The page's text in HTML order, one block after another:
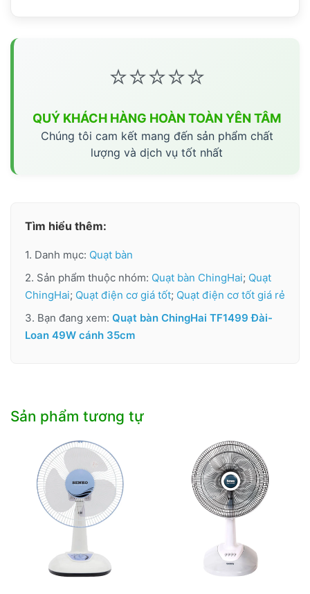
⭐⭐⭐⭐⭐
QUÝ KHÁCH HÀNG HOÀN TOÀN YÊN TÂM
Chúng tôi cam kết mang đến sản phẩm chất
lượng và dịch vụ tốt nhất
Tìm hiểu thêm:
1. Danh mục: Quạt bàn
2. Sản phẩm thuộc nhóm: Quạt bàn ChingHai; Quạt
ChingHai; Quạt điện cơ giá tốt; Quạt điện cơ tốt giá rẻ
3. Bạn đang xem: Quạt bàn ChingHai TF1499 Đài-
Loan 49W cánh 35cm
Sản phẩm tương tự